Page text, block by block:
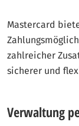
Mastercard
zahlreicher
sicherer und
Verwaltung